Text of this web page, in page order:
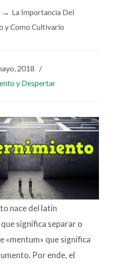
→ La Importancia Del
y Como Cultivarlo
2018 /
y Despertar
nace del latín
significa separar o
«mentum» que significa
Por ende, el